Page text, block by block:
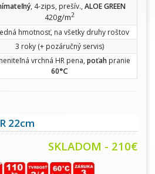
, 4-zips, prešív., ALOE GREEN
420g/m2
hmotnosť, na všetky druhy roštov
3 roky (+ pozáručný servis)
vrchná HR pena, poťahpranie
60°C
22cm
SKLADOM - 210€